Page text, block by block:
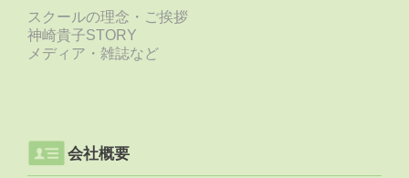
スクールの理念・ご挨拶
神崎貴子STORY
メディア・雑誌など
会社概要